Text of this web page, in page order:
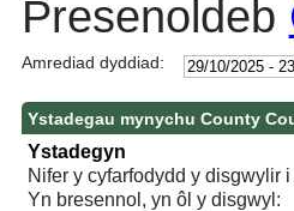
Presenoldeb
Amrediad dyddiad:
Ystadegau mynychu County
Ystadegyn
Nifer y cyfarfodydd y disgwylir
Yn bresennol, yn ôl y disgwyl: